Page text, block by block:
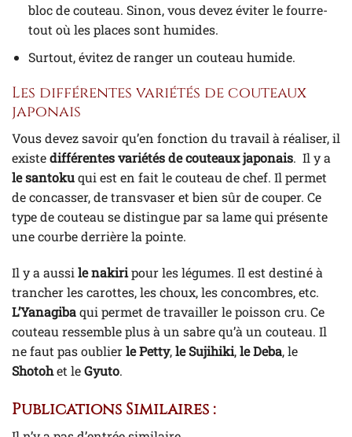
bloc de couteau. Sinon, vous devez éviter le fourre-
tout où les places sont humides.
Surtout, évitez de ranger un couteau humide.
Les différentes variétés de couteaux
japonais
Vous devez savoir qu’en fonction du travail à réaliser, il
existedifférentes variétés de couteaux japonais. Il y a
le santokuqui est en fait le couteau de chef. Il permet
de concasser, de transvaser et bien sûr de couper. Ce
type de couteau se distingue par sa lame qui présente
une courbe derrière la pointe.
Il y a aussi le nakiripour les légumes. Il est destiné à
trancher les carottes, les choux, les concombres, etc.
L’Yanagibaqui permet de travailler le poisson cru. Ce
couteau ressemble plus à un sabre qu’à un couteau. Il
ne faut pas oublierle Petty,le Sujihiki,le Deba, le
Shotohet leGyuto.
Publications Similaires :